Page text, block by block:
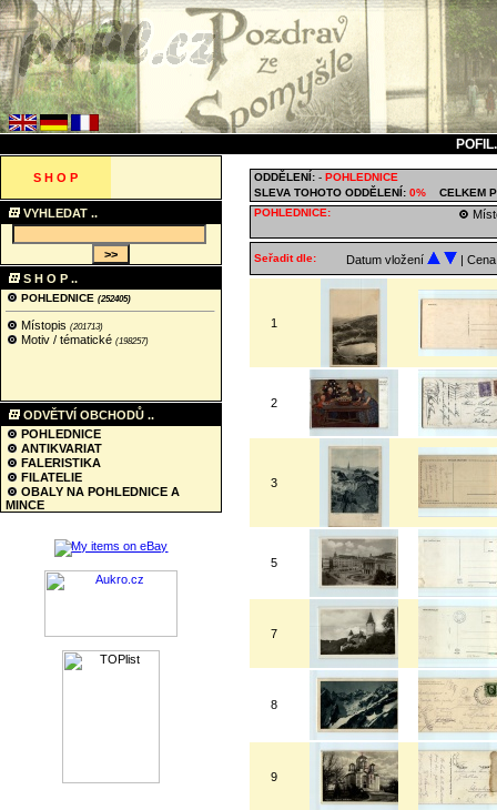
S H O P
VYHLEDAT ..
S H O P ..
POHLEDNICE (252405)
Místopis (201713)
Motiv / tématické (198257)
ODVĚTVÍ OBCHODŮ ..
POHLEDNICE
ANTIKVARIAT
FALERISTIKA
FILATELIE
OBALY NA POHLEDNICE A
MINCE
ODDĚLENÍ: - POHLEDNICE
SLEVA TOHOTO ODDĚLENÍ: 0%
CELKEM
POHLEDNICE:
Seřadit dle: Datum vložení |
1
2
3
5
7
8
9